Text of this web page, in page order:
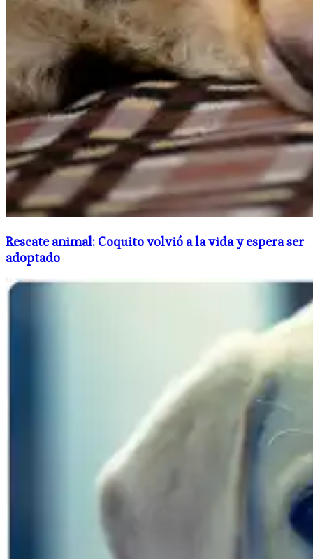
Rescate animal: Coquito volvió a la vida y espera ser
adoptado